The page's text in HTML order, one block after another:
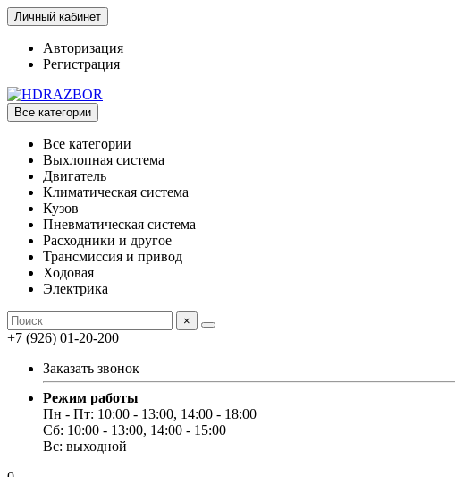
Личный кабинет
Авторизация
Регистрация
Все категории
Все категории
Выхлопная система
Двигатель
Климатическая система
Кузов
Пневматическая система
Расходники и другое
Трансмиссия и привод
Ходовая
Электрика
×
+7 (926) 01-20-200
Заказать звонок
Режим работы
Пн - Пт: 10:00 - 13:00, 14:00 - 18:00
Сб: 10:00 - 13:00, 14:00 - 15:00
Вс: выходной